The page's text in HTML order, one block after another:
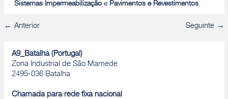
Sistemas Impermeabilizaçãoe Pavimentos e Revestimentos.
Anterior Seguinte
A9_Batalha (Portugal)
Zona Industrial de São Mamede
2495-036 Batalha
Chamada para rede fixa nacional